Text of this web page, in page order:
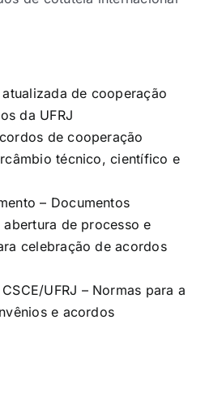
de cooperação
da UFRJ
de cooperação
técnico, científico e
– Documentos
abertura de processo e
celebração de acordos
UFRJ – Normas para a
e acordos